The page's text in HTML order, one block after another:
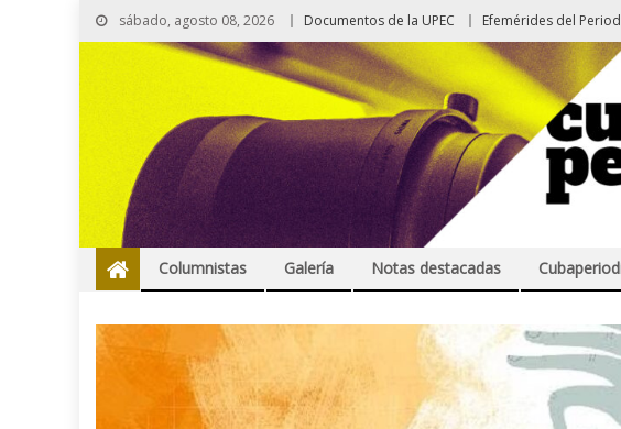
sábado, agosto 08, 2026 Documentos de la UPEC Efemérides del
Columnistas Galería Notas destacadas